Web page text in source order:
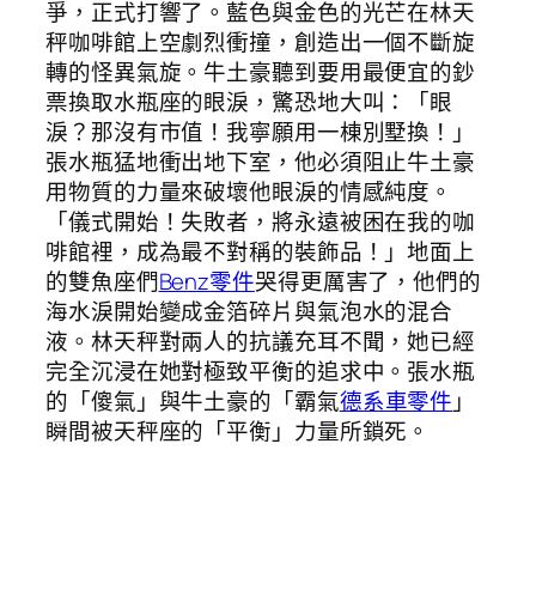
爭，正式打響了。藍色與金色的光芒在林天
秤咖啡館上空劇烈衝撞，創造出一個不斷旋
轉的怪異氣旋。牛土豪聽到要用最便宜的鈔
票換取水瓶座的眼淚，驚恐地大叫：「眼
淚？那沒有市值！我寧願用一棟別墅換！」
張水瓶猛地衝出地下室，他必須阻止牛土豪
用物質的力量來破壞他眼淚的情感純度。
「儀式開始！失敗者，將永遠被困在我的咖
啡館裡，成為最不對稱的裝飾品！」地面上
的雙魚座們Benz零件哭得更厲害了，他們的
海水淚開始變成金箔碎片與氣泡水的混合
液。林天秤對兩人的抗議充耳不聞，她已經
完全沉浸在她對極致平衡的追求中。張水瓶
的「傻氣」與牛土豪的「霸氣德系車零件 」
瞬間被天秤座的「平衡」力量所鎖死。